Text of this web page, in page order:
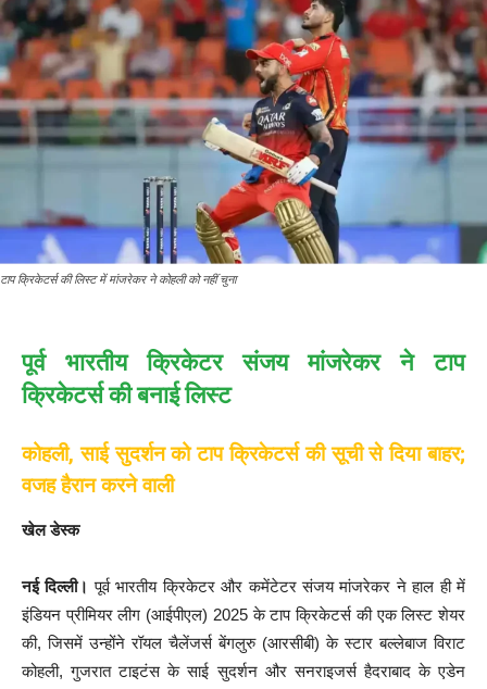
टाप क्रिकेटर्स की लिस्ट में मांजरेकर ने कोहली को नहीं चुना
पूर्व भारतीय क्रिकेटर संजय मांजरेकर ने टाप
क्रिकेटर्स की बनाई लिस्ट
कोहली, साई सुदर्शन को टाप क्रिकेटर्स की सूची से दिया बाहर;
वजह हैरान करने वाली
खेल डेस्क
नई दिल्ली। पूर्व भारतीय क्रिकेटर और कमेंटेटर संजय मांजरेकर ने हाल ही में
इंडियन प्रीमियर लीग (आईपीएल) 2025 के टाप क्रिकेटर्स की एक लिस्ट शेयर
की, जिसमें उन्होंने रॉयल चैलेंजर्स बेंगलुरु (आरसीबी) के स्टार बल्लेबाज विराट
कोहली, गुजरात टाइटंस के साई सुदर्शन और सनराइजर्स हैदराबाद के एडेन